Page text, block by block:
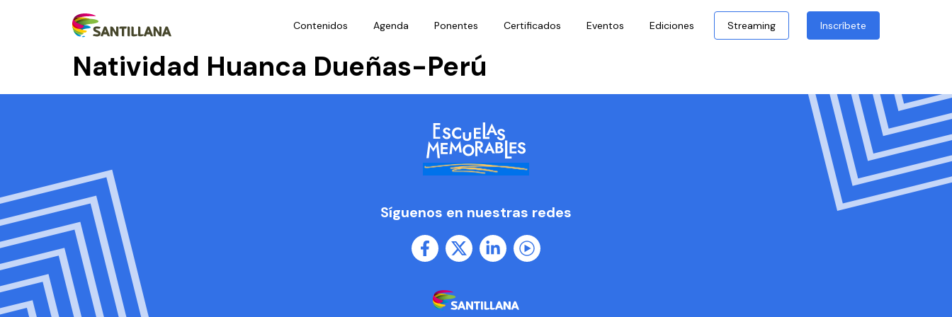
Contenidos Agenda Ponentes Certificados Eventos Ediciones Streaming Inscríbete
Natividad Huanca Dueñas-Perú
Síguenos en nuestras redes